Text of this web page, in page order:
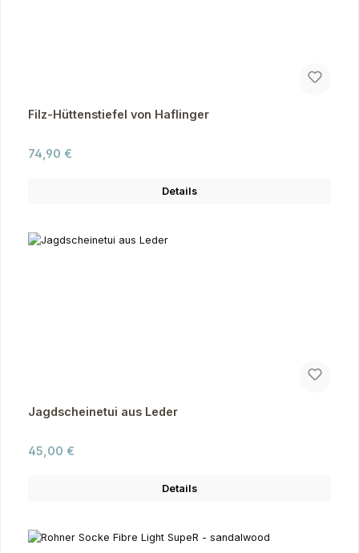
Filz-Hüttenstiefel von Haflinger
Regulärer Preis:
74,90 €
Details
Jagdscheinetui aus Leder
Regulärer Preis:
45,00 €
Details